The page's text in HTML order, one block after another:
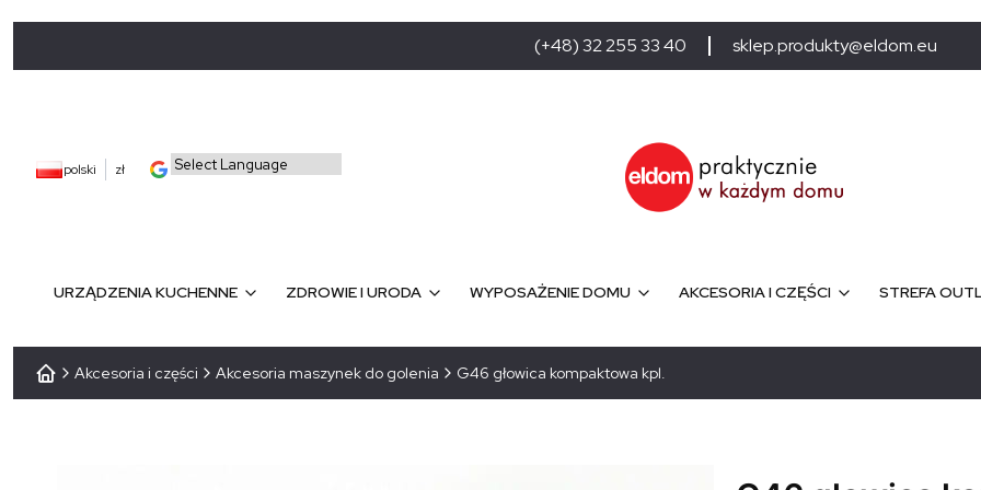
(+48) 32 255 33 40 sklep.produkty@eldom.eu
polski zł
URZĄDZENIA KUCHENNE ZDROWIE I URODA WYPOSAŻENIE DOMU AKCESORIA I CZĘŚCI STREFA
Akcesoria i części Akcesoria maszynek do golenia G46 głowica kompaktowa kpl.